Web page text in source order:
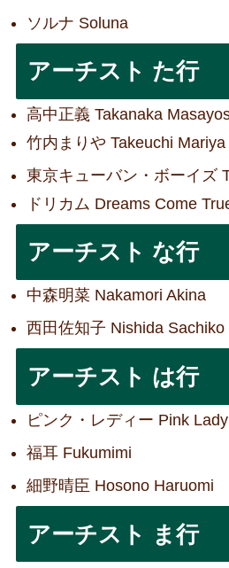
ソルナ Soluna
アーチスト た行
高中正義 Takanaka
竹内まりや Takeuchi Mariya
東京キューバン・ボーイズ
ドリカム Dreams Come
アーチスト な行
中森明菜 Nakamori Akina
西田佐知子 Nishida Sachiko
アーチスト は行
ピンク・レディー Pink Lady
福耳 Fukumimi
細野晴臣 Hosono Haruomi
アーチスト ま行